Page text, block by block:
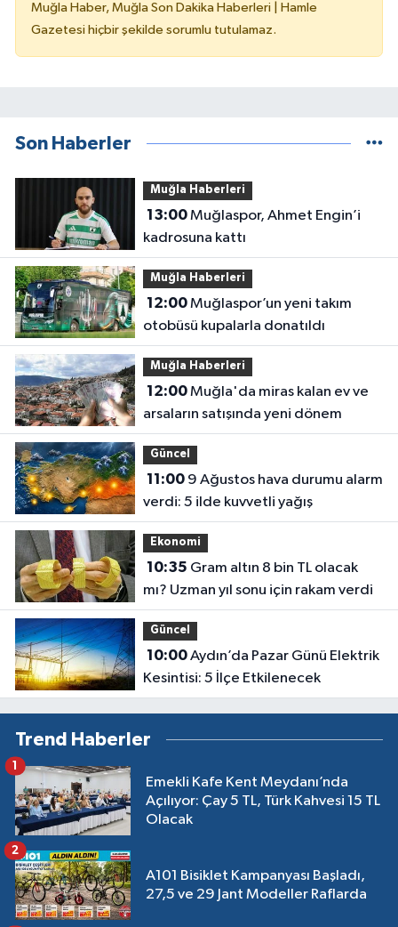
Muğla Haber, Muğla Son Dakika Haberleri | Hamle
Gazetesi hiçbir şekilde sorumlu tutulamaz.
Son Haberler
Muğla Haberleri
13:00Muğlaspor, Ahmet Engin’i
kadrosuna kattı
Muğla Haberleri
12:00Muğlaspor’un yeni takım
otobüsü kupalarla donatıldı
Muğla Haberleri
12:00Muğla'da miras kalan ev ve
arsaların satışında yeni dönem
Güncel
11:009 Ağustos hava durumu alarm
verdi: 5 ilde kuvvetli yağış
Ekonomi
10:35
mı? Uzman yıl sonu için rakam verdi
Güncel
10:00Aydın’da Pazar Günü Elektrik
Kesintisi: 5 İlçe Etkilenecek
Trend Haberler
Emekli Kafe Kent Meydanı’nda
Açılıyor: Çay 5 TL, Türk Kahvesi 15 TL
Olacak
1
A101 Bisiklet Kampanyası Başladı,
27,5 ve 29 Jant Modeller Raflarda
2